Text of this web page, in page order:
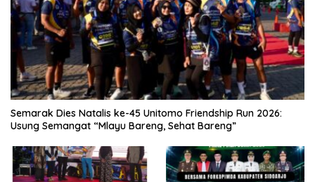
Semarak Dies Natalis ke-45 Unitomo Friendship Run 2026:
Usung Semangat “Mlayu Bareng, Sehat Bareng”